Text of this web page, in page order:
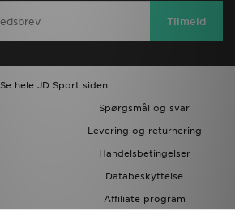
Tilmeld
Se hele JD Sport siden
Spørgsmål og svar
Levering og returnering
Handelsbetingelser
Databeskyttelse
Affiliate program